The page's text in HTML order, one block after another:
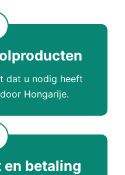
dat u nodig heeft
Hongarije.
en betaling